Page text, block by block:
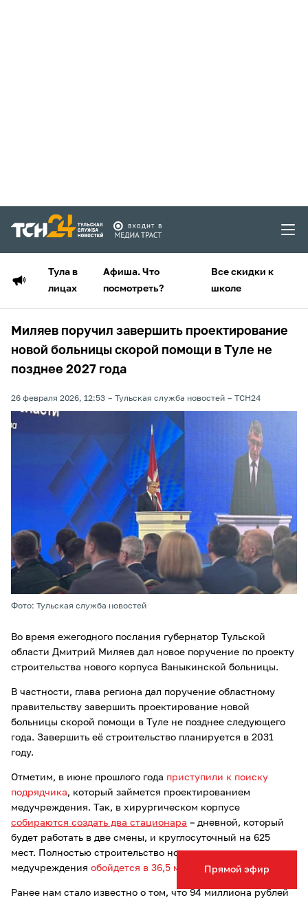
Тула в
лицах
Афиша. Что
посмотреть?
Все скидки к
школе
Прямой эфир
Миляев поручил завершить проектирование
новой больницы скорой помощи в Туле не
позднее 2027 года
26 февраля 2026, 12:53 Тульская служба новостей ТСН24
Фото: Тульская служба новостей
Во время ежегодного послания губернатор Тульской
области Дмитрий Миляев дал новое поручение по проекту
строительства нового корпуса Ваныкинской больницы.
В частности, глава региона дал поручение областному
правительству завершить проектирование новой
больницы скорой помощи в Туле не позднее следующего
года. Завершить её строительство планируется в 2031
году.
Отметим, в июне прошлого года приступили к поиску
подрядчика, который займется проектированием
медучреждения. Так, в хирургическом корпусе
собираются создать два стационара – дневной, который
будет работать в две смены, и круглосуточный на 625
мест. Полностью строительство нового корпуса
медучреждения обойдется в 36,5 миллиардов рублей
Ранее нам стало известно о том, что 94 миллиона рублей